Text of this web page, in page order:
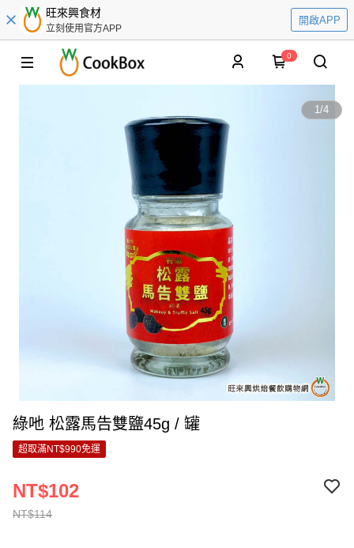
旺來興食材
立刻使用官方APP
開啟APP
0
1/4
綠吔 松露馬告雙鹽45g / 罐
超取滿NT$990免運
NT$114
NT$102